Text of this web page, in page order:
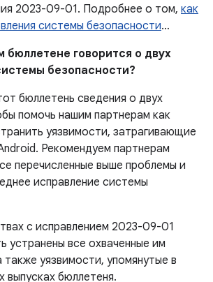
2023-09-01. Подробнее о том, как
системы безопасности…
бюллетене говорится о двух
безопасности?
бюллетень сведения о двух
помочь нашим партнерам как
уязвимости, затрагивающие
Рекомендуем партнерам
перечисленные выше проблемы и
исправление системы
с исправлением 2023-09-01
устранены все охваченные им
также уязвимости, упомянутые в
выпусках бюллетеня.